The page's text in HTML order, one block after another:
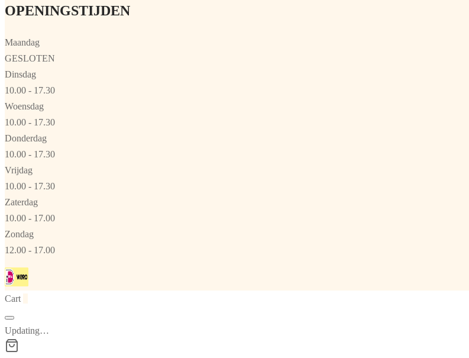
OPENINGSTIJDEN
Maandag
GESLOTEN
Dinsdag
10.00 - 17.30
Woensdag
10.00 - 17.30
Donderdag
10.00 - 17.30
Vrijdag
10.00 - 17.30
Zaterdag
10.00 - 17.00
Zondag
12.00 - 17.00
Cart
Updating…